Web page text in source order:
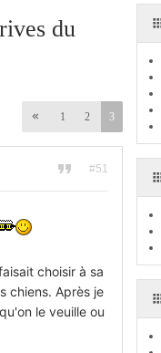
du
1 2 3
#51
choisir à sa
chiens. Après je
le veuille ou